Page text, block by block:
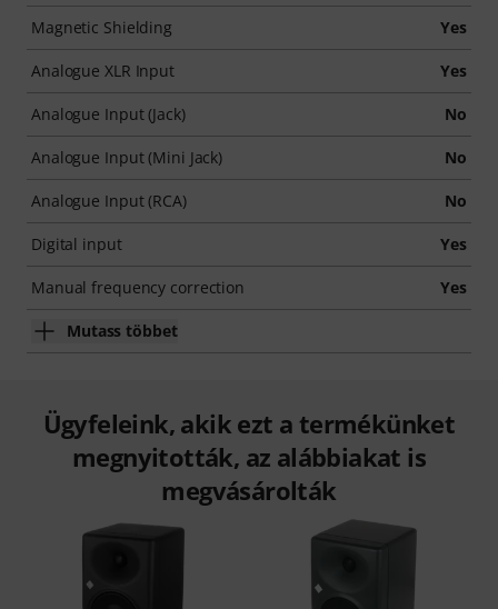
Magnetic Shielding Yes
Analogue XLR Input Yes
Analogue Input (Jack) No
Analogue Input (Mini Jack) No
Analogue Input (RCA) No
Digital input Yes
Manual frequency correction Yes
Mutass többet
Ügyfeleink, akik ezt a termékünket
megnyitották, az alábbiakat is
megvásárolták